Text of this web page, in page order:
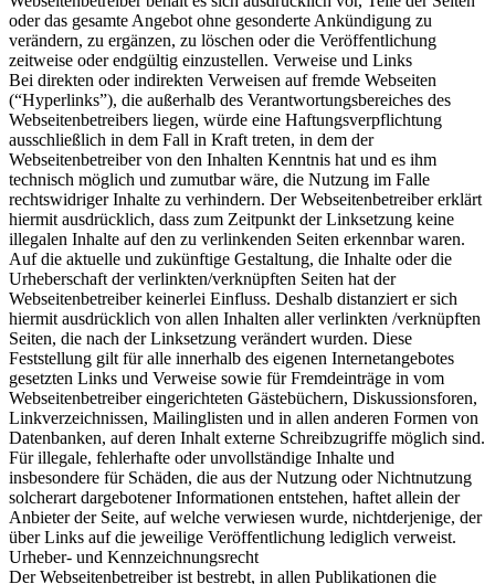
oder das gesamte Angebot ohne gesonderte Ankündigung zu
verändern, zu ergänzen, zu löschen oder die Veröffentlichung
zeitweise oder endgültig einzustellen. Verweise und Links
Bei direkten oder indirekten Verweisen auf fremde Webseiten
(“Hyperlinks”), die außerhalb des Verantwortungsbereiches des
Webseitenbetreibers liegen, würde eine Haftungsverpflichtung
ausschließlich in dem Fall in Kraft treten, in dem der
Webseitenbetreiber von den Inhalten Kenntnis hat und es ihm
technisch möglich und zumutbar wäre, die Nutzung im Falle
rechtswidriger Inhalte zu verhindern. Der Webseitenbetreiber erklärt
hiermit ausdrücklich, dass zum Zeitpunkt der Linksetzung keine
illegalen Inhalte auf den zu verlinkenden Seiten erkennbar waren.
Auf die aktuelle und zukünftige Gestaltung, die Inhalte oder die
Urheberschaft der verlinkten/verknüpften Seiten hat der
Webseitenbetreiber keinerlei Einfluss. Deshalb distanziert er sich
hiermit ausdrücklich von allen Inhalten aller verlinkten /verknüpften
Seiten, die nach der Linksetzung verändert wurden. Diese
Feststellung gilt für alle innerhalb des eigenen Internetangebotes
gesetzten Links und Verweise sowie für Fremdeinträge in vom
Webseitenbetreiber eingerichteten Gästebüchern, Diskussionsforen,
Linkverzeichnissen, Mailinglisten und in allen anderen Formen von
Datenbanken, auf deren Inhalt externe Schreibzugriffe möglich sind.
Für illegale, fehlerhafte oder unvollständige Inhalte und
insbesondere für Schäden, die aus der Nutzung oder Nichtnutzung
solcherart dargebotener Informationen entstehen, haftet allein der
Anbieter der Seite, auf welche verwiesen wurde, nichtderjenige, der
über Links auf die jeweilige Veröffentlichung lediglich verweist.
Urheber- und Kennzeichnungsrecht
Der Webseitenbetreiber ist bestrebt, in allen Publikationen die